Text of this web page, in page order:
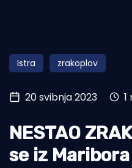
Obala
Otoci
Turizam i nautika
Pomorstvo
Ribolov
Istra zrakoplov
20 svibnja 2023
NESTAO
se iz